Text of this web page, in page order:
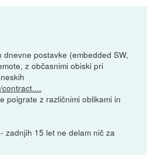
postavke (embedded SW,
z občasnimi obiski pri
poigrate z različnimi oblikami in
zadnjih 15 let ne delam nič za